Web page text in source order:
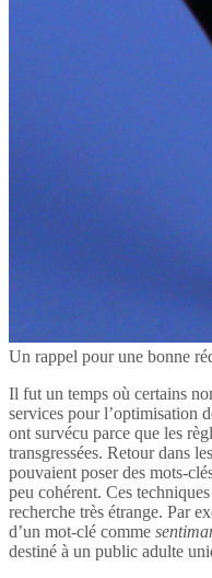
Un rappel pour une bonne
Il fut un temps où certains
services pour l’optimisation
ont survécu parce que les
transgressées. Retour dans
pouvaient poser des mots-
peu cohérent. Ces
recherche très étrange. Par
d’un mot-clé comme
destiné à un public adulte